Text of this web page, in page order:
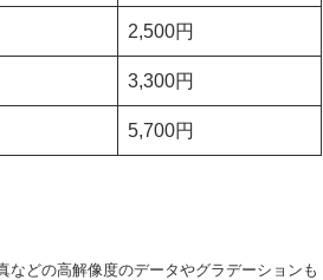
2,500円
3,300円
5,700円
どの高解像度のデータやグラデーションも